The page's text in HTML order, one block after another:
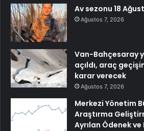
Av sezonu 18
Ağustos 7, 2026
Van-Bahçesaray
açıldı, araç
karar verecek
Ağustos 7, 2026
Merkezi Yönetim
Araştırma
Ayrılan Ödenek